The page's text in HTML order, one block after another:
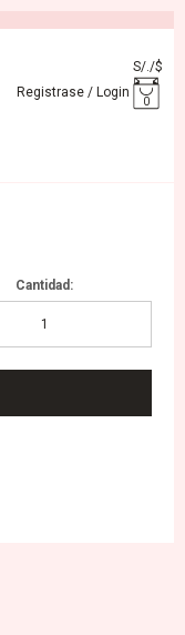
S/. /$
Registrase / Login
0
Cantidad: